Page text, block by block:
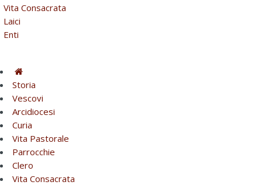
Vita Consacrata
Laici
Enti
Storia
Vescovi
Arcidiocesi
Curia
Vita Pastorale
Parrocchie
Clero
Vita Consacrata